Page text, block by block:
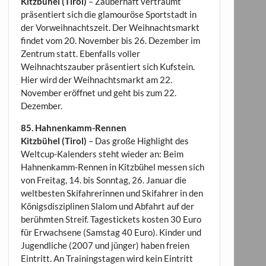
präsentiert sich die glamouröse Sportstadt in
der Vorweihnachtszeit. Der Weihnachtsmarkt
findet vom 20. November bis 26. Dezember im
Zentrum statt. Ebenfalls voller
Weihnachtszauber präsentiert sich Kufstein.
Hier wird der Weihnachtsmarkt am 22.
November eröffnet und geht bis zum 22.
Dezember.
85. Hahnenkamm-Rennen
Kitzbühel (Tirol) – Das große Highlight des
Weltcup-Kalenders steht wieder an: Beim
Hahnenkamm-Rennen in Kitzbühel messen sich
von Freitag, 14. bis Sonntag, 26. Januar die
weltbesten Skifahrerinnen und Skifahrer in den
Königsdisziplinen Slalom und Abfahrt auf der
berühmten Streif. Tagestickets kosten 30 Euro
für Erwachsene (Samstag 40 Euro). Kinder und
Jugendliche (2007 und jünger) haben freien
Eintritt. An Trainingstagen wird kein Eintritt